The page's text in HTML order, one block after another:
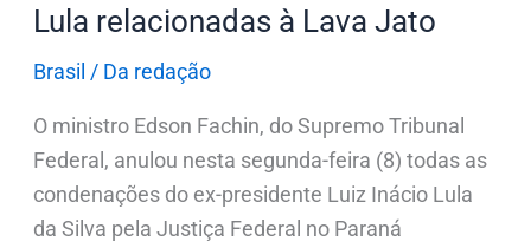
Lula relacionadas à Lava Jato
Brasil / Da redação
O ministro Edson Fachin, do Supremo Tribunal
Federal, anulou nesta segunda-feira (8) todas as
condenações do ex-presidente Luiz Inácio Lula
da Silva pela Justiça Federal no Paraná